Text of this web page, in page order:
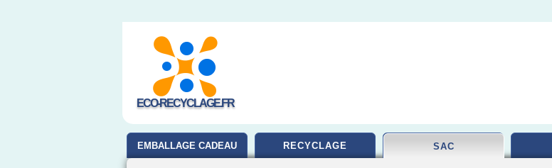
ECO-RECYCLAGE.FR
EMBALLAGE CADEAU RECYCLAGE SAC